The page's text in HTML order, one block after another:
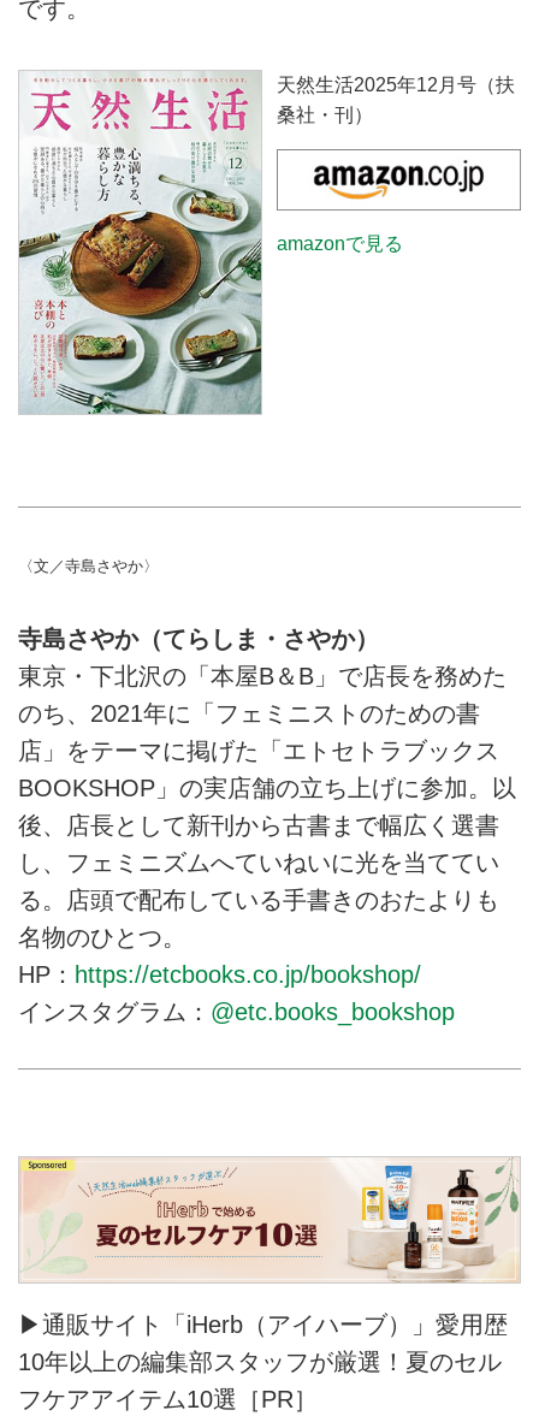
です。
天然生活2025年12月号（扶
桑社・刊）
amazonで見る
〈文／寺島さやか〉
寺島さやか（てらしま・さやか）
東京・下北沢の「本屋B＆B」で店長を務めた
のち、2021年に「フェミニストのための書
店」をテーマに掲げた「エトセトラブックス
BOOKSHOP」の実店舗の立ち上げに参加。以
後、店長として新刊から古書まで幅広く選書
し、フェミニズムへていねいに光を当ててい
る。店頭で配布している手書きのおたよりも
名物のひとつ。
HP： https://etcbooks.co.jp/bookshop/
インスタグラム： @etc.books_bookshop
▶通販サイト「iHerb（アイハーブ）」愛用歴
10年以上の編集部スタッフが厳選！夏のセル
フケアアイテム10選［PR］